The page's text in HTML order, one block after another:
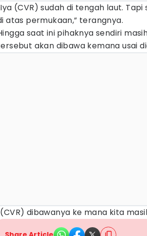
(CVR) sudah di tengah laut.
atas permukaan,” terangnya.
saat ini pihaknya sendiri
akan dibawa kemana usai
dibawanya ke mana kita